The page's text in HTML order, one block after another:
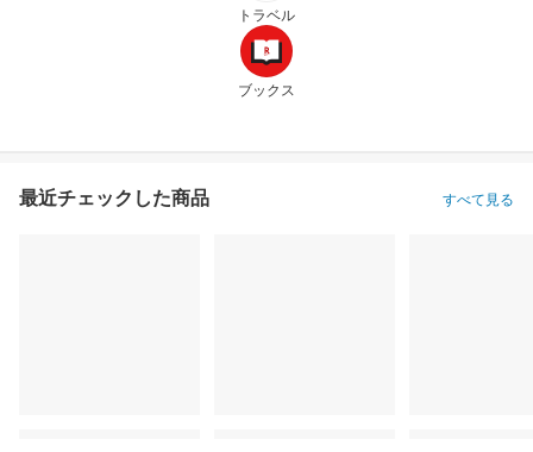
トラベル
ブックス
最近チェックした商品 すべて見る